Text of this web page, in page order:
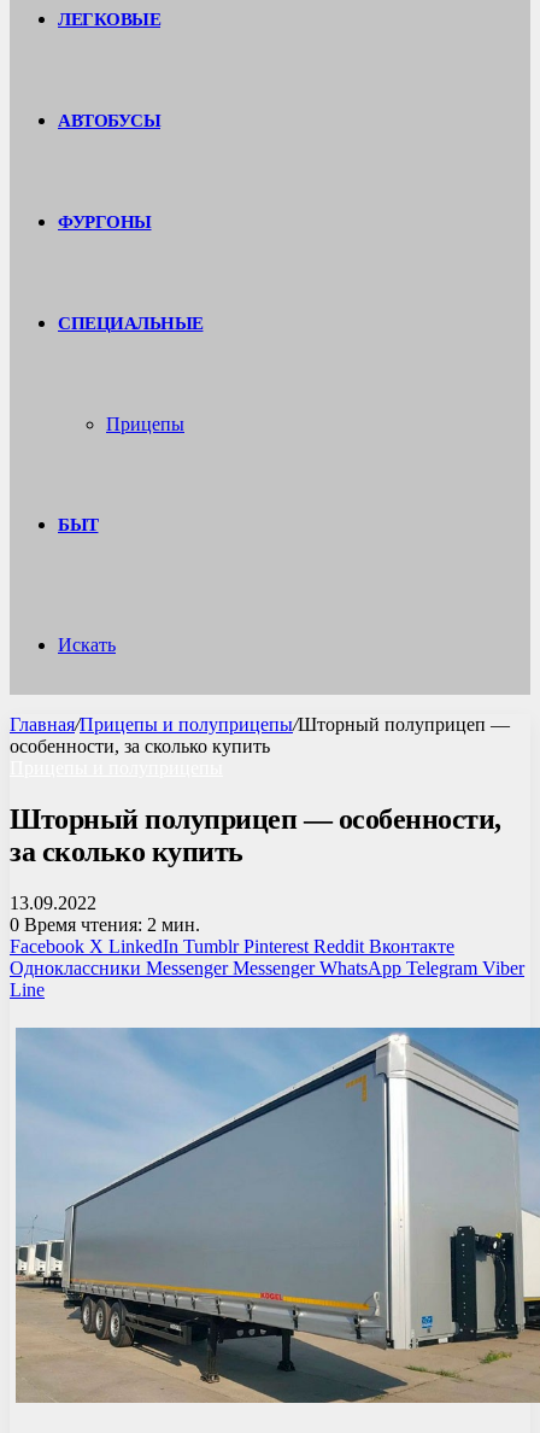
ЛЕГКОВЫЕ
АВТОБУСЫ
ФУРГОНЫ
СПЕЦИАЛЬНЫЕ
Прицепы
БЫТ
Искать
Главная/Прицепы и полуприцепы/Шторный полуприцеп —
особенности, за сколько купить
Шторный полуприцеп — особенности,
за сколько купить
13.09.2022
0 Время чтения: 2 мин.
Facebook X LinkedIn Tumblr Pinterest Reddit Вконтакте
Одноклассники Messenger Messenger WhatsApp Telegram Viber
Line